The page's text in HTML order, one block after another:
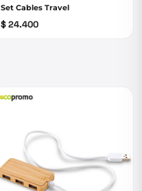
Set Cables Travel
$ 24.400